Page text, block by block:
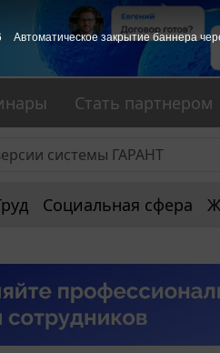
Стать партнером
Социальная сфера
Автоматическое закрытие баннера